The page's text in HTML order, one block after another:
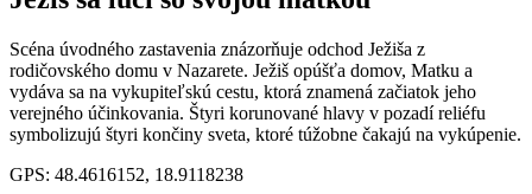
Scéna úvodného zastavenia znázorňuje odchod Ježiša z
rodičovského domu v Nazarete. Ježiš opúšťa domov, Matku a
vydáva sa na vykupiteľskú cestu, ktorá znamená začiatok jeho
verejného účinkovania. Štyri korunované hlavy v pozadí reliéfu
symbolizujú štyri končiny sveta, ktoré túžobne čakajú na vykúpenie.
GPS: 48.4616152, 18.9118238